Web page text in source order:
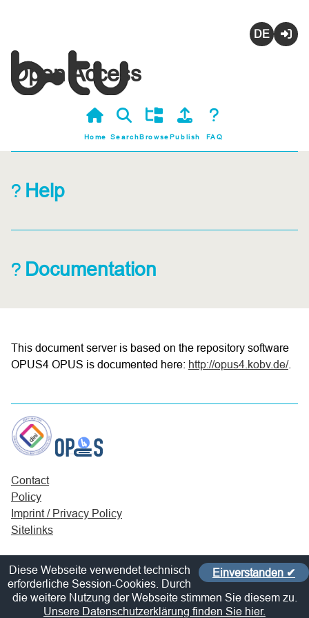
Open Access
Home SearchBrowsePublish FAQ
Help
Documentation
This document server is based on the repository software
OPUS4 OPUS is documented here: http://opus4.kobv.de/.
Contact
Policy
Imprint / Privacy Policy
Sitelinks
Einverstanden ✔
Diese Webseite verwendet technisch
erforderliche Session-Cookies. Durch
die weitere Nutzung der Webseite stimmen Sie diesem zu.
Unsere Datenschutzerklärung finden Sie hier.